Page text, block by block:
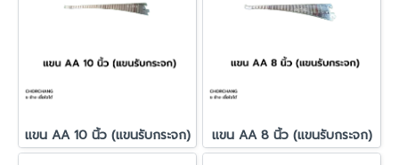
แขน AA 10 นิ้ว (แขนรับกระจก) แขน AA 8 นิ้ว (แขนรับกระจก)